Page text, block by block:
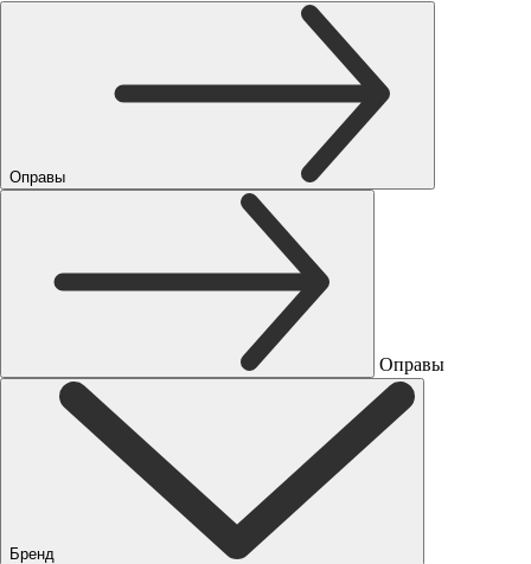
Оправы
Оправы
Бренд